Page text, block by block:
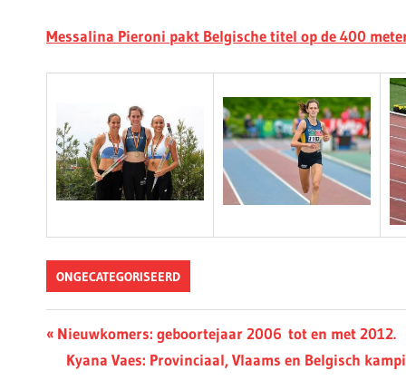
Messalina Pieroni pakt Belgische titel op de 400
ONGECATEGORISEERD
Berichtnavigatie
Previous
Post:
Nieuwkomers: geboortejaar 2006 tot en met 2012.
Next
Kyana Vaes: Provinciaal, Vlaams en Belgisch